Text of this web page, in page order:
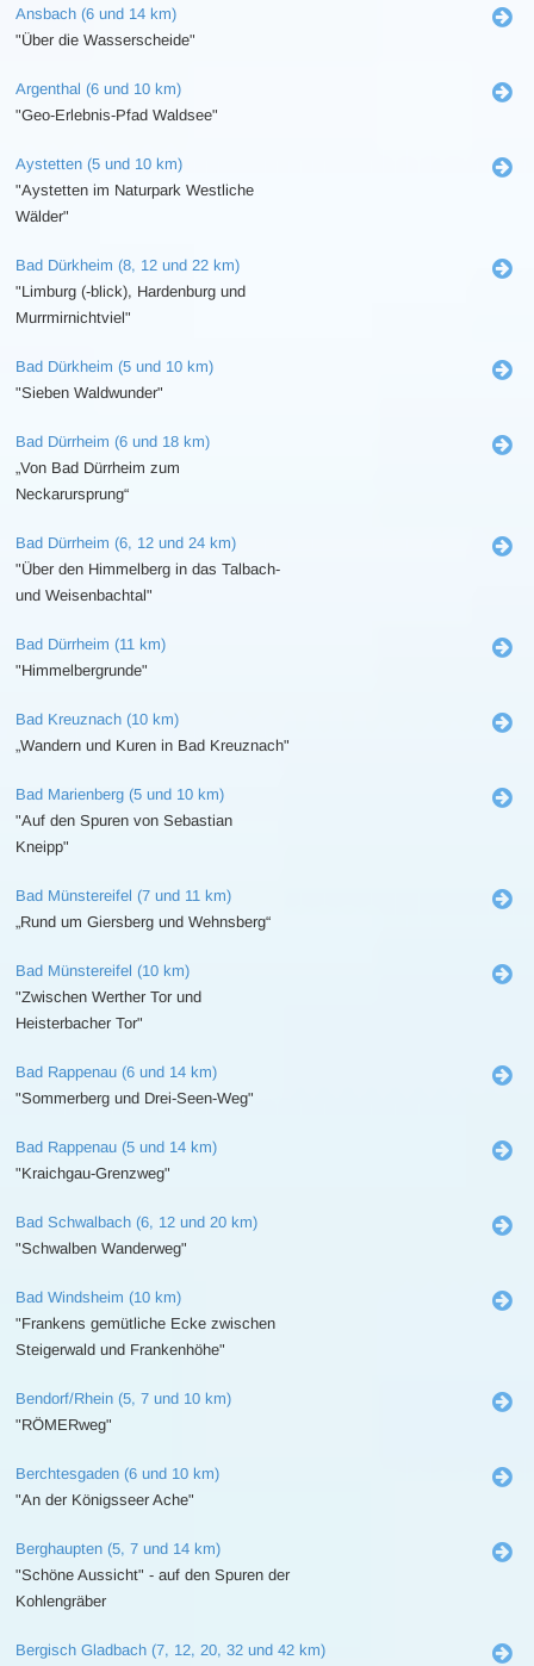
Ansbach (6 und 14 km)
"Über die Wasserscheide"
Argenthal (6 und 10 km)
"Geo-Erlebnis-Pfad Waldsee"
Aystetten (5 und 10 km)
"Aystetten im Naturpark Westliche
Wälder"
Bad Dürkheim (8, 12 und 22 km)
"Limburg (-blick), Hardenburg und
Murrmirnichtviel"
Bad Dürkheim (5 und 10 km)
"Sieben Waldwunder"
Bad Dürrheim (6 und 18 km)
„Von Bad Dürrheim zum
Neckarursprung“
Bad Dürrheim (6, 12 und 24 km)
"Über den Himmelberg in das Talbach-
und Weisenbachtal"
Bad Dürrheim (11 km)
"Himmelbergrunde"
Bad Kreuznach (10 km)
„Wandern und Kuren in Bad Kreuznach"
Bad Marienberg (5 und 10 km)
"Auf den Spuren von Sebastian
Kneipp"
Bad Münstereifel (7 und 11 km)
„Rund um Giersberg und Wehnsberg“
Bad Münstereifel (10 km)
"Zwischen Werther Tor und
Heisterbacher Tor"
Bad Rappenau (6 und 14 km)
"Sommerberg und Drei-Seen-Weg"
Bad Rappenau (5 und 14 km)
"Kraichgau-Grenzweg"
Bad Schwalbach (6, 12 und 20 km)
"Schwalben Wanderweg"
Bad Windsheim (10 km)
"Frankens gemütliche Ecke zwischen
Steigerwald und Frankenhöhe"
Bendorf/Rhein (5, 7 und 10 km)
"RÖMERweg"
Berchtesgaden (6 und 10 km)
"An der Königsseer Ache"
Berghaupten (5, 7 und 14 km)
"Schöne Aussicht" - auf den Spuren der
Kohlengräber
Bergisch Gladbach (7, 12, 20, 32 und 42 km)